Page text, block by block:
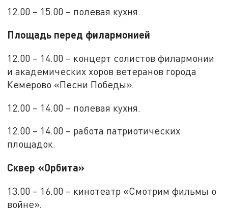
12.00 – 15.00 – полевая кухня.
Площадь перед филармонией
12.00 – 14.00 – концерт солистов филармонии
и академических хоров ветеранов города
Кемерово «Песни Победы».
12.00 – 14.00 – полевая кухня.
12.00 – 14.00 – работа патриотических
площадок.
Сквер «Орбита»
13.00 – 16.00 – кинотеатр «Смотрим фильмы о
войне».